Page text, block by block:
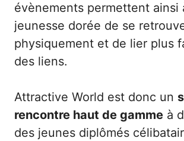
évènements permettent ainsi
jeunesse dorée de se
physiquement et de lier plus
des liens.
Attractive World est donc un
rencontre haut de gamme à
des jeunes diplômés